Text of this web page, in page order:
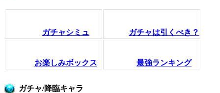
ガチャシミュ ガチャは引くべき？
お楽しみボックス 最強ランキング
ガチャ/降臨キャラ